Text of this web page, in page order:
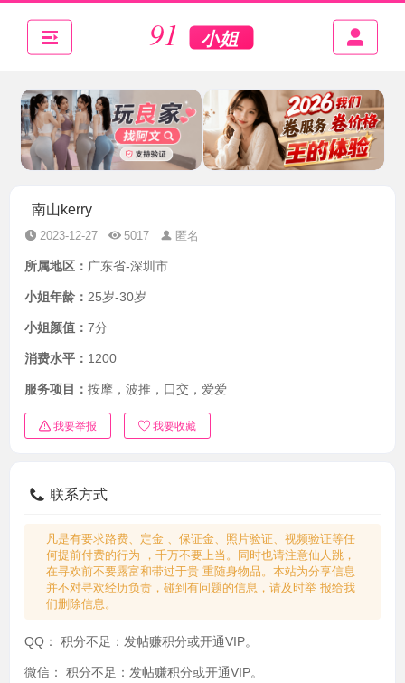
南山kerry
2023-12-27 5017 匿名
所属地区： 广东省-深圳市
小姐年龄： 25岁-30岁
小姐颜值： 7分
消费水平： 1200
服务项目： 按摩，波推，口交，爱爱
我要举报 我要收藏
联系方式
凡是有要求路费、定金 、保证金、照片验证、视频验证等任
何提前付费的行为 ，千万不要上当。同时也请注意仙人跳，
在寻欢前不要露富和带过于贵 重随身物品。本站为分享信息
并不对寻欢经历负责，碰到有问题的信息，请及时举 报给我
们删除信息。
QQ： 积分不足：发帖赚积分或开通VIP。
微信： 积分不足：发帖赚积分或开通VIP。